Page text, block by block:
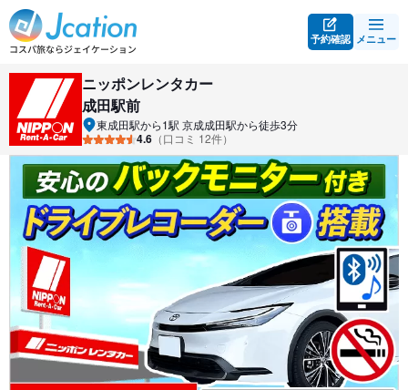
予約確認 メニュー
ニッポンレンタカー
成田駅前
東成田駅から1駅 京成成田駅から徒歩3分
4.6 （口コミ 12件）